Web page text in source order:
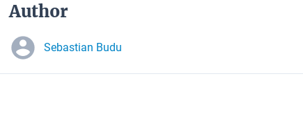
Author
Sebastian Budu